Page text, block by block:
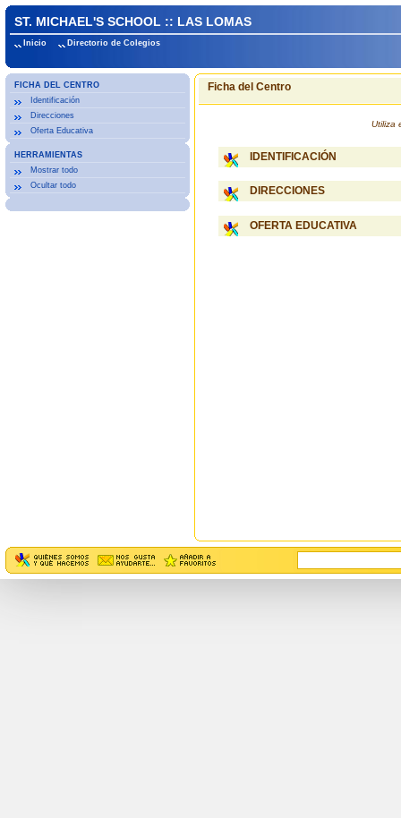
ST. MICHAEL'S SCHOOL :: LAS LOMAS
Inicio Directorio de Colegios
FICHA DEL CENTRO
Identificación
Direcciones
Oferta Educativa
HERRAMIENTAS
Mostrar todo
Ocultar todo
Ficha del Centro
Utiliza
IDENTIFICACIÓN
DIRECCIONES
OFERTA EDUCATIVA